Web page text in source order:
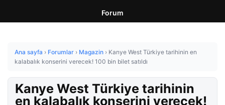
Forum
Ana sayfa › Forumlar › Magazin › Kanye West Türkiye tarihinin en
kalabalık konserini verecek! 100 bin bilet satıldı
Kanye West Türkiye tarihinin
en kalabalık konserini verecek!